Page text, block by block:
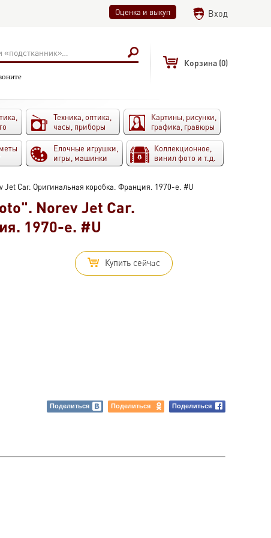
Оценка и выкуп Вход
Корзина (0)
Техника, оптика,
часы, приборы
Картины, рисунки,
графика, гравюры
Елочные игрушки,
игры, машинки
Коллекционное,
винил фото и т.д.
Car. Оригинальная коробка. Франция. 1970-е. #U
Norev Jet Car.
1970-е. #U
Купить сейчас
Поделиться Поделиться Поделиться